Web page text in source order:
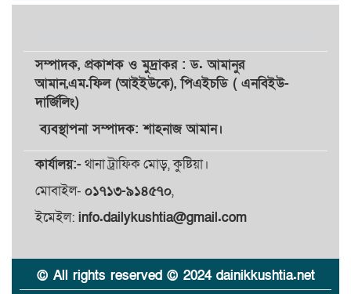
সম্পাদক, প্রকাশকওমুদ্রাকর: ড. আমানুর
আমান,এম.ফিল (আইইউকে), পিএইচডি ( এনবিইউ-
দার্জিলিং)
ব্যবস্থাপনা সম্পাদক: শাহনাজ আমান।
কার্যালয়:-থানা ট্রাফিক মোড়, কুষ্টিয়া।
মোবাইল- ০১৭১৩-৯১৪৫৭০,
ইমেইল: info.dailykushtia@gmail.com
© All rights reserved © 2024 dainikkushtia.net